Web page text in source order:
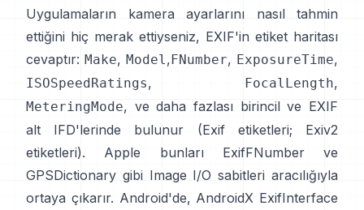
Uygulamaların kamera ayarlarını nasıl tahmin
ettiğini hiç merak ettiyseniz, EXIF'in etiket haritası
cevaptır: Make, Model,FNumber, ExposureTime,
ISOSpeedRatings, FocalLength,
MeteringMode, ve daha fazlası birincil ve EXIF
alt IFD'lerinde bulunur (Exif etiketleri; Exiv2
etiketleri). Apple bunları ExifFNumber
ve
GPSDictionary gibi Image I/O sabitleri aracılığıyla
ortaya çıkarır. Android'de, AndroidX ExifInterface